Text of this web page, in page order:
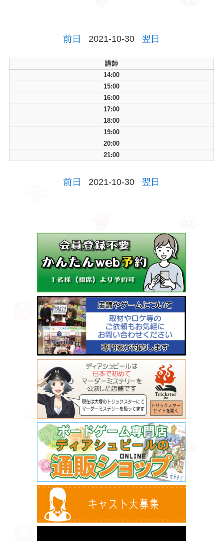
前日 2021-10-30 翌日
講師
14:00
15:00
16:00
17:00
18:00
19:00
20:00
21:00
前日 2021-10-30 翌日